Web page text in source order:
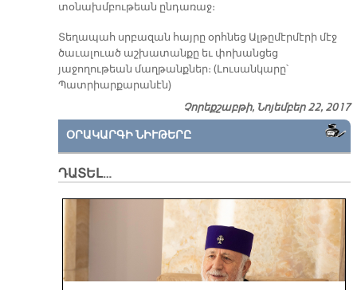
տօնախմբութեան ընդառաջ։
Տեղապահ սրբազան հայրը օրհնեց Ալթըմէրմէրի մէջ
ծաւալուած աշխատանքը եւ փոխանցեց
յաջողութեան մաղթանքներ։ (Լուսանկարը՝
Պատրիարքարանէն)
Չորեքշաբթի, Նոյեմբեր 22, 2017
ՕՐԱԿԱՐԳԻ ՆԻՒԹԵՐԸ
ԴԱՏԵԼ…